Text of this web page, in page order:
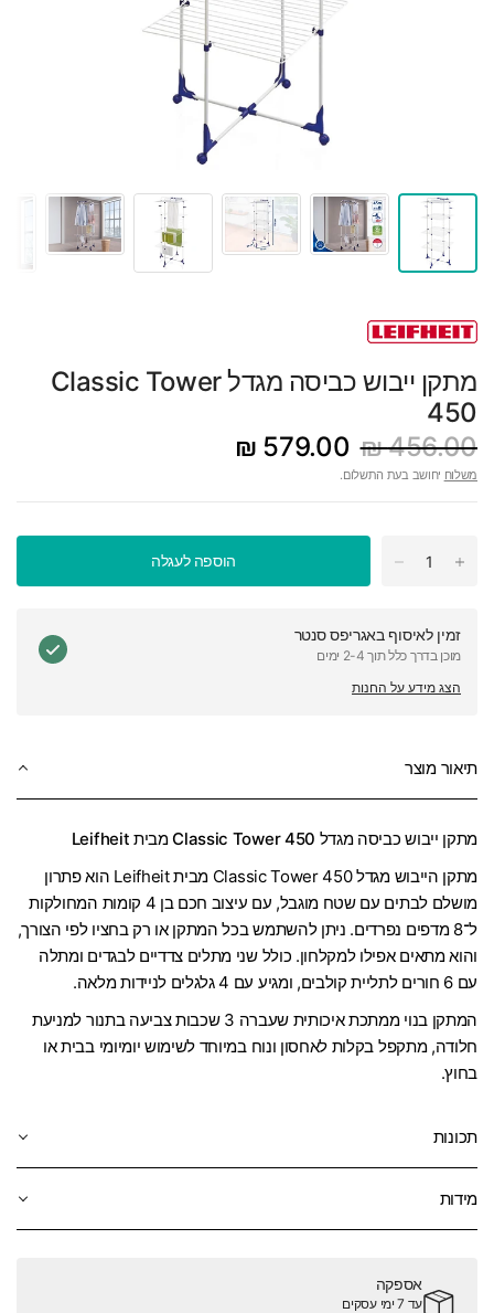
מתקן ייבוש כביסה מגדל Classic Tower
450
456.00 ₪
579.00 ₪
משלוח יחושב בעת התשלום.
הוספה לעגלה
זמין לאיסוף באגריפס סנטר
מוכן בדרך כלל תוך 2-4 ימים
הצג מידע על החנות
תיאור מוצר
מתקן ייבוש כביסה מגדל 450 Classic Tower מבית Leifheit
מתקן הייבוש מגדל Classic Tower 450 מבית Leifheit הוא פתרון
מושלם לבתים עם שטח מוגבל, עם עיצוב חכם בן 4 קומות המחולקות
ל־8 מדפים נפרדים. ניתן להשתמש בכל המתקן או רק בחציו לפי הצורך,
והוא מתאים אפילו למקלחון. כולל שני מתלים צדדיים לבגדים ומתלה
עם 6 חורים לתליית קולבים, ומגיע עם 4 גלגלים לניידות מלאה.
המתקן בנוי ממתכת איכותית שעברה 3 שכבות צביעה בתנור למניעת
חלודה, מתקפל בקלות לאחסון ונוח במיוחד לשימוש יומיומי בבית או
בחוץ.
תכונות
מידות
אספקה
עד 7 ימי עסקים